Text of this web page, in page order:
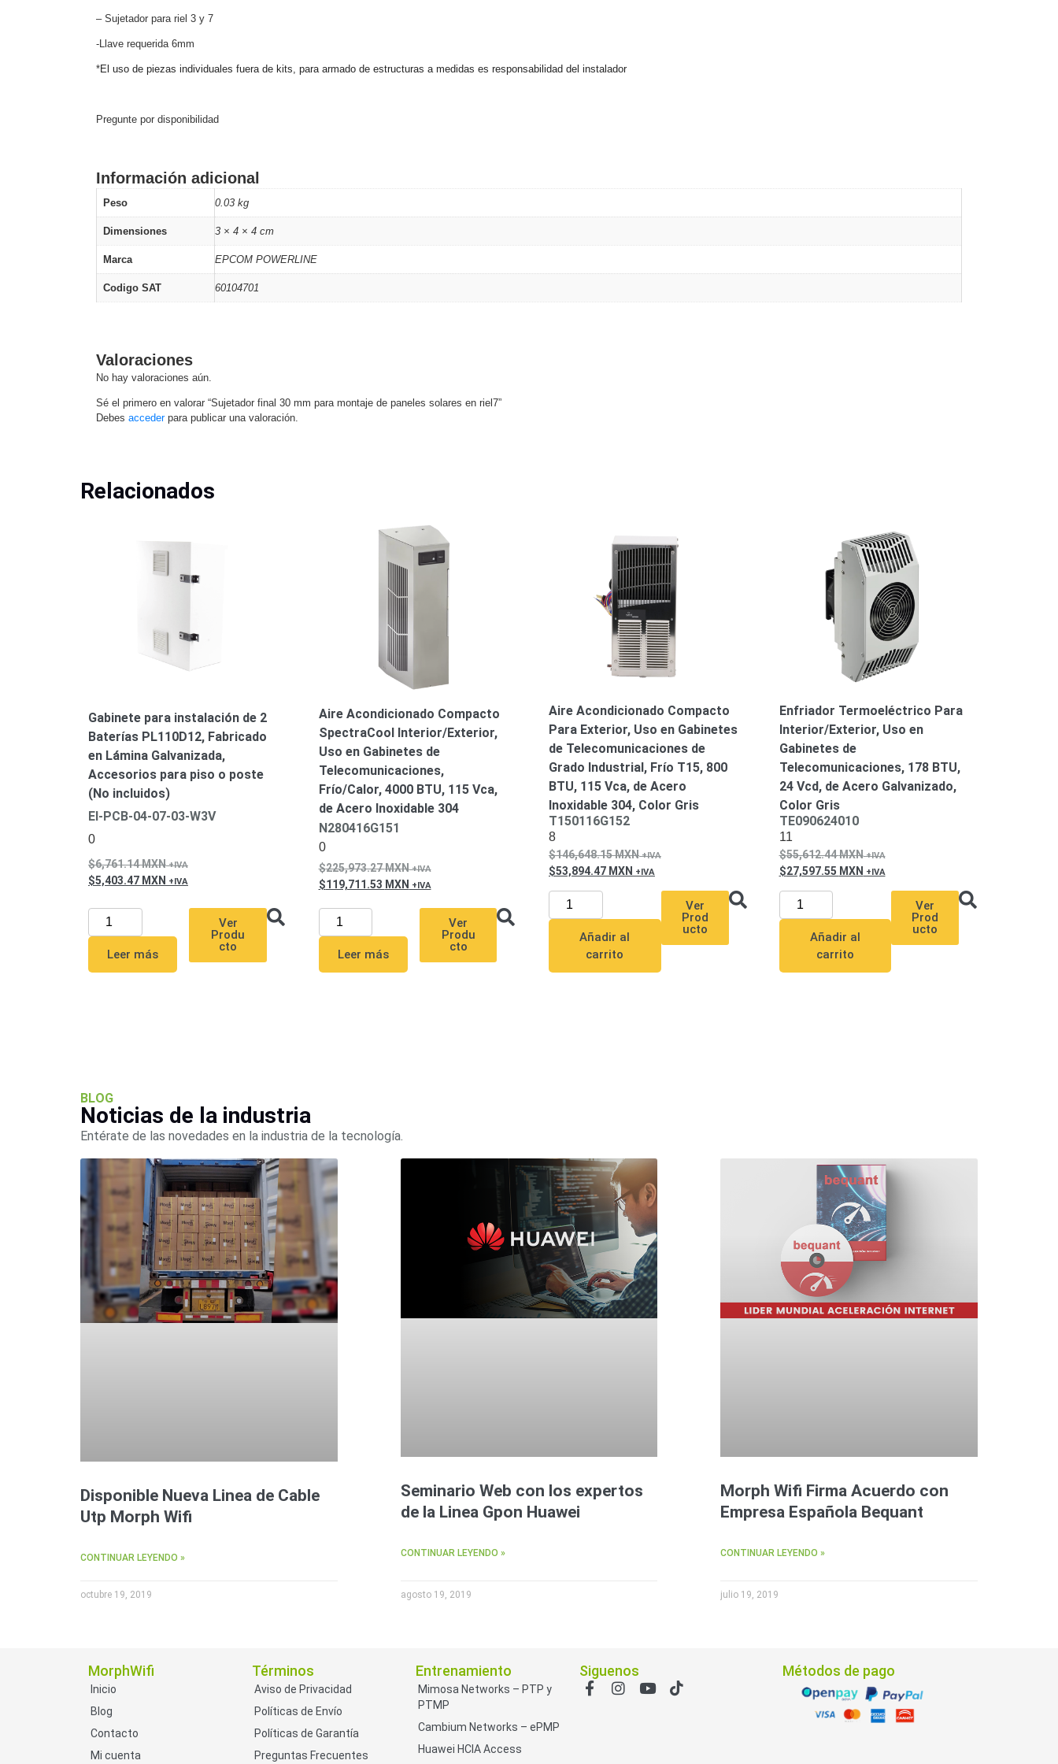
EPCOM Cloud
Videograbadoras Móviles, Dash Cams y Body Cams
Videoporteros e Interfonos
– Sujetador para riel 3 y 7
-Llave requerida 6mm
*El uso de piezas individuales fuera de kits, para armado de estructuras a medidas es responsabilidad del instalador
Pregunte por disponibilidad
Información adicional
Peso 0.03 kg
Dimensiones 3 × 4 × 4 cm
Marca EPCOM POWERLINE
Codigo SAT 60104701
Valoraciones
No hay valoraciones aún.
Sé el primero en valorar “Sujetador final 30 mm para montaje de paneles solares en riel7”
Debes accederpara publicar una valoración.
Relacionados
Gabinete para instalación de 2
Baterías PL110D12, Fabricado
en Lámina Galvanizada,
Accesorios para piso o poste
(No incluidos)
EI-PCB-04-07-03-W3V
0
6,761.14MXN
5,403.47 MXN
Leer más
Ver
Produ
cto
Aire Acondicionado Compacto
SpectraCool Interior/Exterior,
Uso en Gabinetes de
Telecomunicaciones,
Frío/Calor, 4000 BTU, 115 Vca,
de Acero Inoxidable 304
N280416G151
0
225,973.27MXN
119,711.53 MXN
Leer más
Ver
Produ
cto
Aire Acondicionado Compacto
Para Exterior, Uso en Gabinetes
de Telecomunicaciones de
Grado Industrial, Frío T15, 800
BTU, 115 Vca, de Acero
Inoxidable 304, Color Gris
T150116G152
8
146,648.15MXN
53,894.47 MXN
Añadir al
carrito
Ver
Prod
ucto
Enfriador Termoeléctrico Para
Interior/Exterior, Uso en
Gabinetes de
Telecomunicaciones, 178 BTU,
24 Vcd, de Acero Galvanizado,
Color Gris
TE090624010
11
55,612.44MXN
27,597.55 MXN
Añadir al
carrito
Ver
Prod
ucto
BLOG
Noticias de la industria
Entérate de las novedades en la industria de la tecnología.
Disponible Nueva Linea de Cable
Utp Morph Wifi
CONTINUAR LEYENDO »
octubre 19, 2019
Seminario Web con los expertos
de la Linea Gpon Huawei
CONTINUAR LEYENDO »
agosto 19, 2019
Morph Wifi Firma Acuerdo con
Empresa Española Bequant
CONTINUAR LEYENDO »
julio 19, 2019
MorphWifi
Inicio
Blog
Contacto
Mi cuenta
Términos
Aviso de Privacidad
Políticas de Envío
Políticas de Garantía
Preguntas Frecuentes
Entrenamiento
Mimosa Networks – PTP y
PTMP
Cambium Networks – ePMP
Huawei HCIA Access
Siguenos Métodos de pago